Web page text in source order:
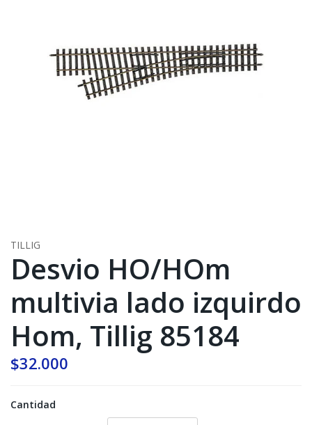
TILLIG
Desvio HO/HOm
multivia lado izquirdo
Hom, Tillig 85184
$32.000
Cantidad